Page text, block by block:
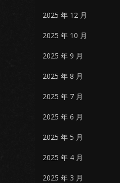
2025 年 12 月
2025 年 10 月
2025 年 9 月
2025 年 8 月
2025 年 7 月
2025 年 6 月
2025 年 5 月
2025 年 4 月
2025 年 3 月